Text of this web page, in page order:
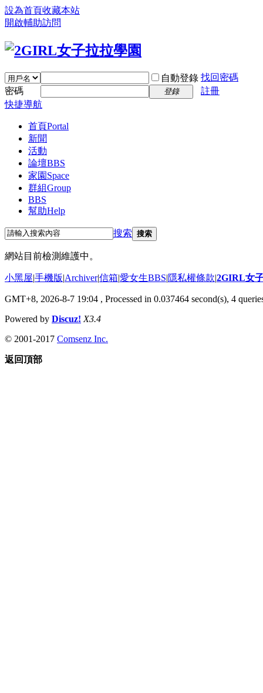
設為首頁收藏本站
開啟輔助訪問
自動登錄 找回密碼
密碼
登錄
註冊
快捷導航
首頁Portal
新聞
活動
論壇BBS
家園 Space
群組Group
BBS
幫助Help
搜索 搜索
網站目前檢測維護中。
小黑屋|手機版|Archiver|信箱|愛女生BBS|隱私權條款|2GIRL女
GMT+8, 2026-8-7 19:04 , Processed in 0.037464 second(s), 4
Powered by Discuz! X3.4
© 2001-2017 Comsenz Inc.
返回頂部